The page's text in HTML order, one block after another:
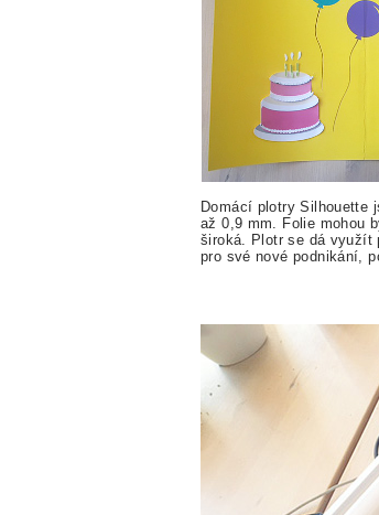
Domácí plotry Silhouette
až 0,9 mm. Folie mohou
široká. Plotr se dá využít
pro své nové podnikání,